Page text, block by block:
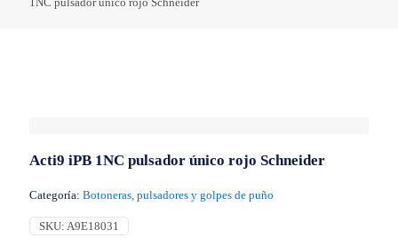
Acti9 iPB 1NC pulsador único rojo Schneider
Categoría: Botoneras, pulsadores y golpes de puño
SKU: A9E18031